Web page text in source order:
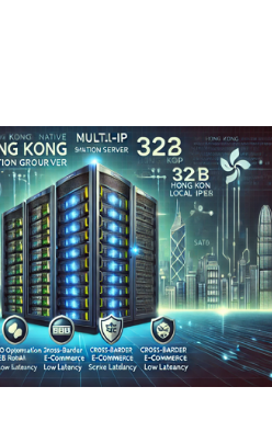
估工具： Pingdom：用于